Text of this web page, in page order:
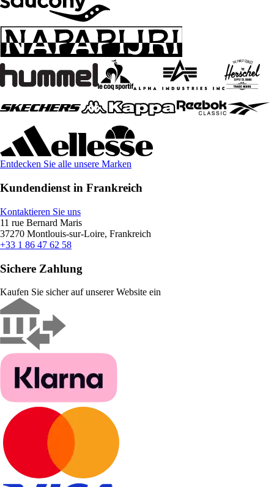
Entdecken Sie alle unsere Marken
Kundendienst in Frankreich
Kontaktieren Sie uns
11 rue Bernard Maris
37270 Montlouis-sur-Loire, Frankreich
+33 1 86 47 62 58
Sichere Zahlung
Kaufen Sie sicher auf unserer Website ein